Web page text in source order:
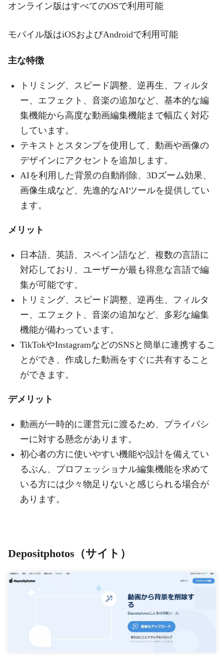
オンライン版はすべてのOSで利用可能
モバイル版はiOSおよびAndroidで利用可能
主な特徴
トリミング、スピード調整、逆再生、フィルタ
ー、エフェクト、音楽の追加など、基本的な編
集機能から高度な動画編集機能まで幅広く対応
しています。
テキストとスタンプを使用して、動画や画像の
デザインにアクセントを追加します。
AIを利用した背景の自動削除、3Dズーム効果、
画像生成など、先進的なAIツールを提供してい
ます。
メリット
日本語、英語、スペイン語など、複数の言語に
対応しており、ユーザーが最も得意な言語で編
集が可能です。
トリミング、スピード調整、逆再生、フィルタ
ー、エフェクト、音楽の追加など、多彩な編集
機能が備わっています。
TikTokやInstagramなどのSNSと簡単に連携するこ
とができ、作成した動画をすぐに共有すること
ができます。
デメリット
動画が一時的に運営元に渡るため、プライバシ
ーに対する懸念があります。
初心者の方に使いやすい機能や設計を備えてい
るぶん、プロフェッショナル編集機能を求めて
いる方には少々物足りないと感じられる場合が
あります。
Depositphotos（サイト）